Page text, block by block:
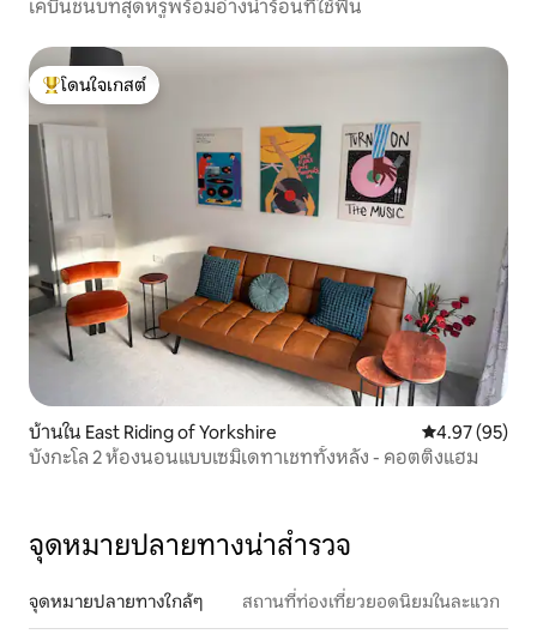
เคบินชนบทสุดหรูพร้อมอ่างน้ำร้อนที่ใช้ฟืน
โดนใจเกสต์ที่สุด
โดนใจเกสต์
บ้านใน East Riding of Yorkshire คะแนนเฉลี่ย
4.97 (95)
บังกะโล 2 ห้องนอนแบบเซมิเดทาเชททั้งหลัง - คอตติงแฮม
จุดหมายปลายทางน่าสำรวจ
จุดหมายปลายทางใกล้ๆ สถานที่ท่องเที่ยวยอดนิยมในละแวก